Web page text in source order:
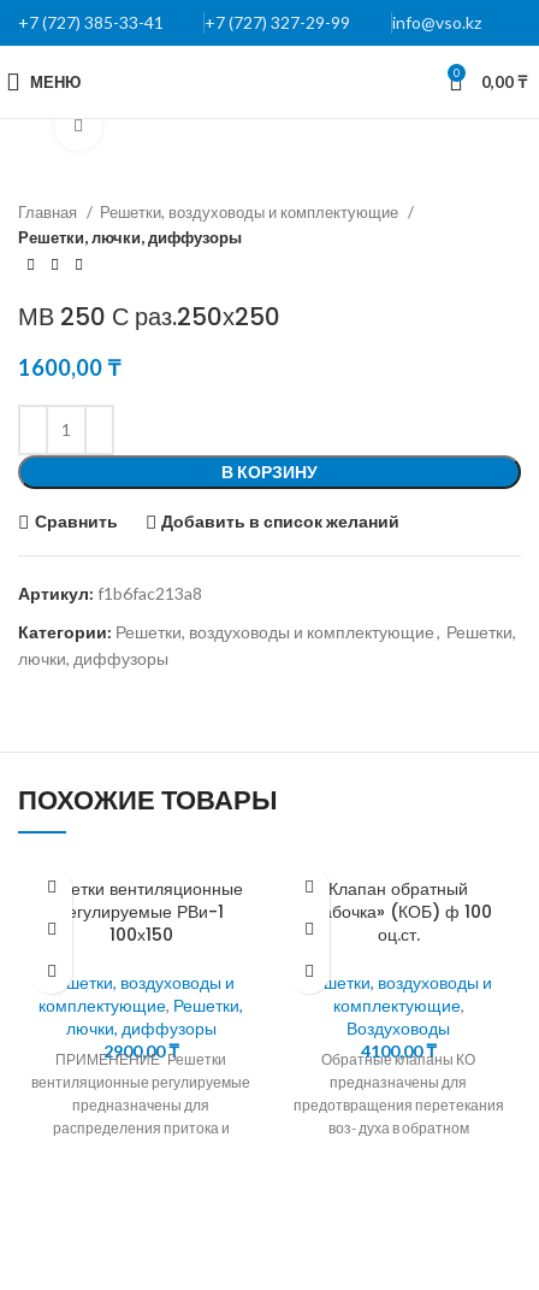
+7 (727) 385-33-41 +7 (727) 327-29-99 info@vso.kz
МЕНЮ 0 0,00₸
Главная
Решетки, воздуховоды и комплектующие
Решетки, лючки, диффузоры
МВ 250 С раз.250х250
1600,00₸
В КОРЗИНУ
Сравнить Добавить в список желаний
Артикул: f1b6fac213a8
Категории: Решетки, воздуховоды и комплектующие, Решетки,
лючки, диффузоры
ПОХОЖИЕ ТОВАРЫ
Решетки вентиляционные
регулируемые РВи-1
100х150
Решетки, воздуховоды и
комплектующие, Решетки,
лючки, диффузоры
2900,00₸
ПРИМЕНЕНИЕ Решетки
вентиляционные регулируемые
предназначены для
распределения притока и
Клапан обратный
«бабочка» (КОБ) ф 100
оц.ст.
Решетки, воздуховоды и
комплектующие,
Воздуховоды
4100,00₸
Обратные клапаны КО
предназначены для
предотвращения перетекания
воз- духа в обратном